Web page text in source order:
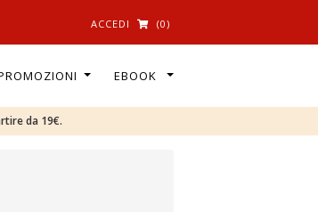
ACCEDI (0)
EBOOK
da 19€.